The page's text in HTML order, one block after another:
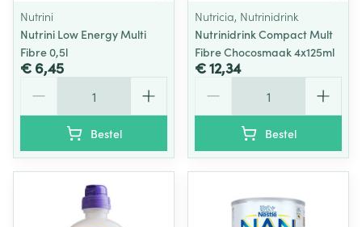
Nutrini
Nutrini Low Energy Multi
Fibre 0,5l
€ 6,45
Bestel
Nutricia, Nutrinidrink
Nutrinidrink Compact Mult
Fibre Chocosmaak 4x125ml
€ 12,34
Bestel